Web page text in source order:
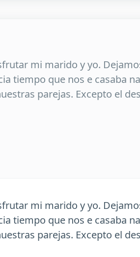
mi marido y yo.
tiempo que nos e casaba
parejas. Excepto el
mi marido y yo.
tiempo que nos e casaba
parejas. Excepto el